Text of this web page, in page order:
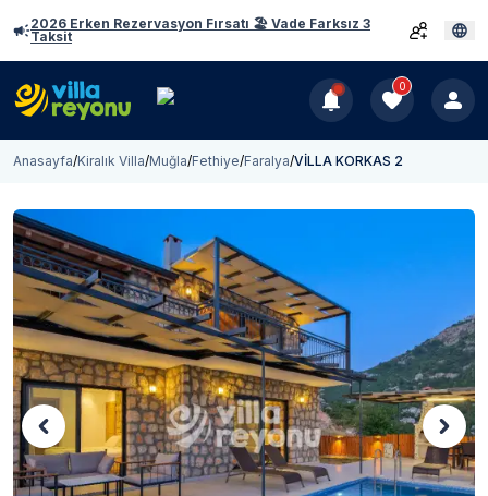
2026 Erken Rezervasyon Fırsatı 🏖️ Vade Farksız 3
Taksit
0
Anasayfa/Kiralık Villa/Muğla/Fethiye/Faralya/VİLLA KORKAS 2